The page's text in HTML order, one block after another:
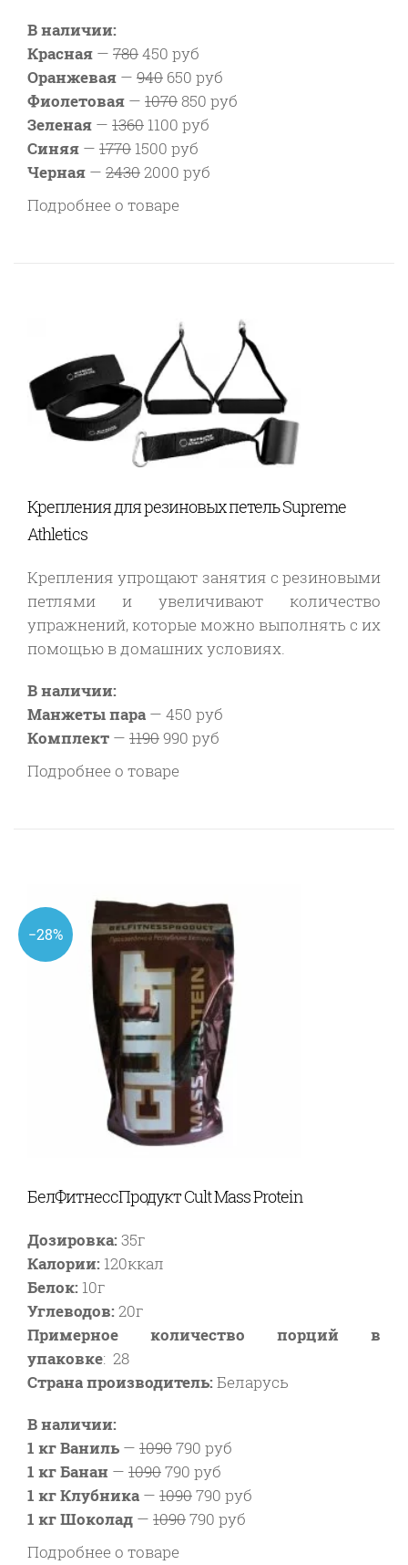
В наличии:
Красная — 780450 руб
Оранжевая — 940 650 руб
Фиолетовая — 1070850 руб
Зеленая — 1360 1100 руб
Синяя — 1770 1500 руб
Черная — 24302000 руб
Подробнее о товаре
Крепления для резиновых петель Supreme
Athletics
Крепления упрощают занятия с резиновыми
петлями и увеличивают количество
упражнений, которые можно выполнять с их
помощью в домашних условиях.
В наличии:
Манжеты пара — 450 руб
Комплект — 1190990 руб
Подробнее о товаре
−28%
БелФитнессПродукт Cult Mass Protein
Дозировка:35г
Калории: 120ккал
Белок: 10г
Углеводов:20г
Примерное количество порций в
упаковке: 28
Страна производитель:Беларусь
В наличии:
1 кг Ваниль — 1090790 руб
1 кг Банан — 1090790 руб
1 кг Клубника — 1090790 руб
1 кг Шоколад — 1090790 руб
Подробнее о товаре